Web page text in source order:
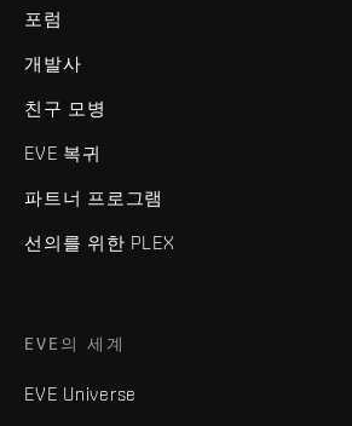
포럼
개발사
친구 모병
EVE 복귀
파트너 프로그램
선의를 위한 PLEX
EVE의 세계
EVE Universe